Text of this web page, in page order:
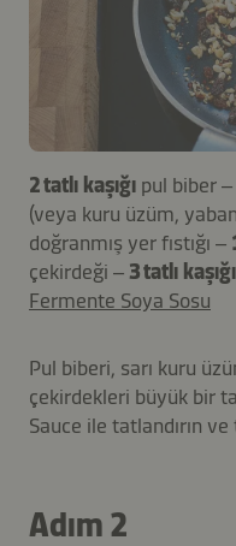
2 tatlı kaşığı pul biber –
(veya kuru üzüm,
doğranmış yer fıstığı –
çekirdeği – 3 tatlı kaşığı
Fermente Soya Sosu
Pul biberi, sarı kuru
çekirdekleri büyük bir
Sauce ile tatlandırın
Adım 2